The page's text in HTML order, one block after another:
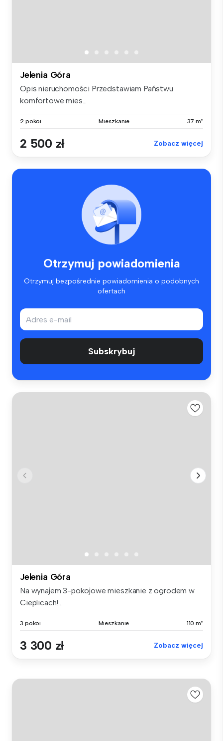
Jelenia Góra
Opis nieruchomości Przedstawiam Państwu
komfortowe mies...
2 pokoi Mieszkanie 37 m²
2 500 zł Zobacz więcej
Otrzymuj powiadomienia
Otrzymuj bezpośrednie powiadomienia o podobnych
ofertach
Subskrybuj
Jelenia Góra
Na wynajem 3-pokojowe mieszkanie z ogrodem w
Cieplicach!...
3 pokoi Mieszkanie 110 m²
3 300 zł Zobacz więcej